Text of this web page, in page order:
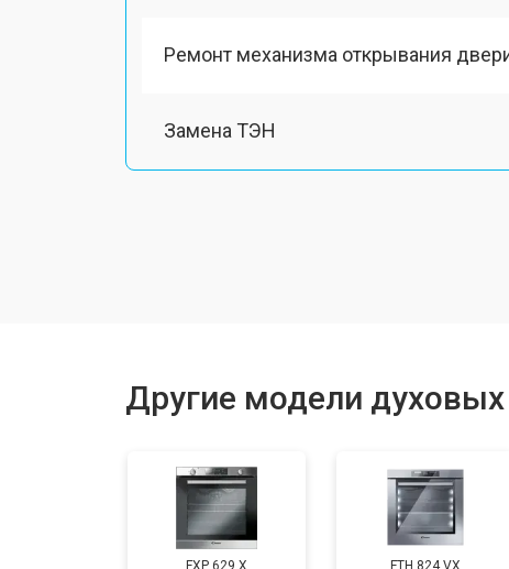
Ремонт механизма открывания
Замена ТЭН
Другие модели
FXP 629 X FTH 824 VX